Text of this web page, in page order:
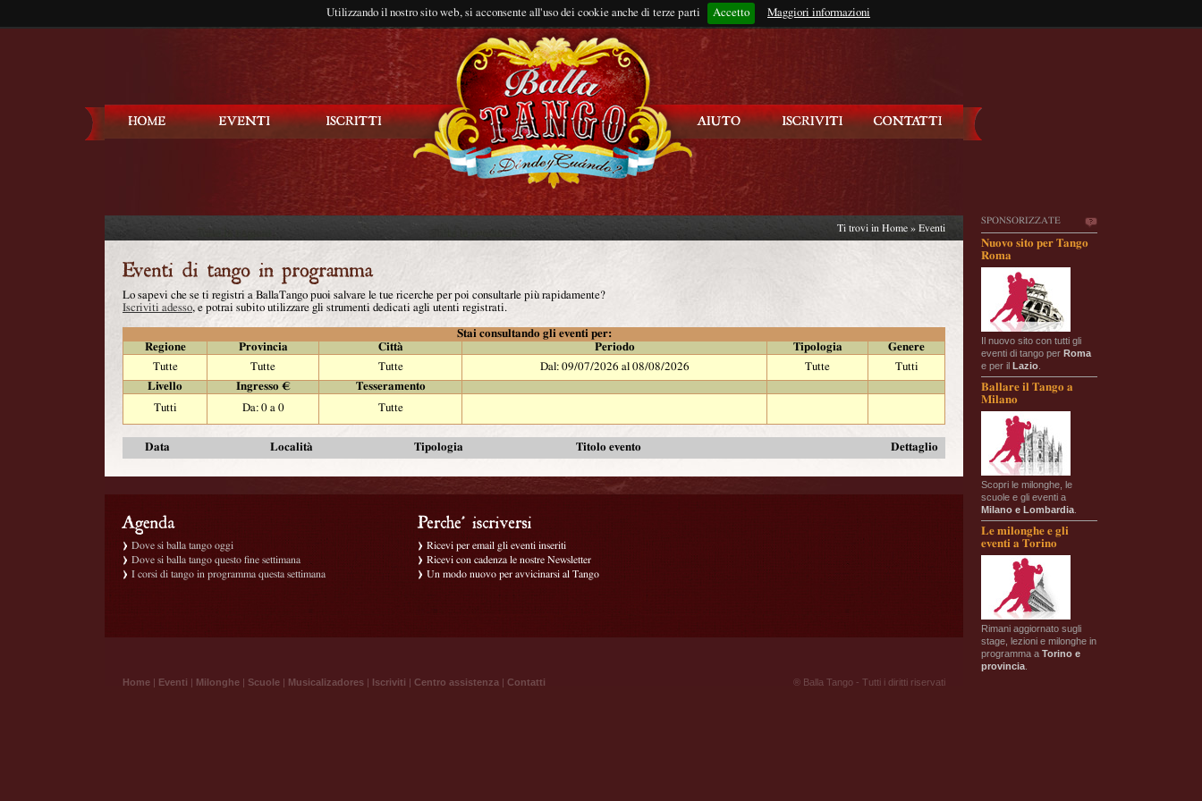
Utilizzando il nostro sito web, si acconsente all'uso dei cookie anche di terze parti Accetto Maggiori informazioni
Rimani connesso?
SPONSORIZZATE
Nuovo sito per Tango
Roma
Il nuovo sito con tutti gli
eventi di tango per Roma
e per il Lazio
Ballare il Tango a
Milano
Scopri le milonghe, le
scuole e gli eventi a
Milano e Lombardia
Le milonghe e gli
eventi a Torino
Rimani aggiornato sugli
stage, lezioni e milonghe in
programma a Torino e
provincia
Ti trovi in Home » Eventi
Lo sapevi che se ti registri a BallaTango puoi salvare le tue ricerche per poi consultarle più rapidamente?
Iscriviti adesso, e potrai subito utilizzare gli strumenti dedicati agli utenti registrati.
Stai consultando gli eventi per:
Regione
Provincia Città Periodo Tipologia
Genere
Tutte
Tutte Tutte Dal: 09/07/2026 al 08/08/2026 Tutte
Tutti
Livello
Ingresso €
Tesseramento
Tutti
Da: 0 a 0 Tutte
Data Località Tipologia Titolo evento Dettaglio
Dove si balla tango oggi
Dove si balla tango questo fine settimana
I corsi di tango in programma questa settimana
Ricevi per email gli eventi inseriti
Ricevi con cadenza le nostre Newsletter
Un modo nuovo per avvicinarsi al Tango
Home | Eventi | Milonghe | Scuole | Musicalizadores | Iscriviti | Centro assistenza | Contatti ® Balla Tango - Tutti i diritti riservati